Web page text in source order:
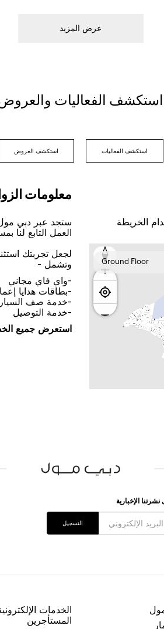
ﻋﺮﺽ اﻟﻤﺰﻳﺪ
اﺳﺘﻜﺸﻒ اﻟﻔﻌﺎﻟﻴﺎﺕ
اﺳﺘﻜﺸﻒ اﻟﻔﻌﺎﻟﻴﺎﺕ اﺳﺘﻜﺸﻒ اﻟﻌﺮﻭﺽ
اﻟﺨﺮﻳﻄﺔ
ﻣﻌﻠﻮﻣﺎﺕ
ﺳﺘﺠﺪ ﻋﺒﺮ ﺩﺑﻲ
اﻟﻌﻤﻞ اﻟﺘﺎﺑﻊ ﻟﻨﺎ
ﻟﺠﻌﻞ ﺗﺠﺮﺑﺘﻚ
ﻭﺗﺸﻤﻞ -
-ﻭاﻱ ﻓﺎﻱ ﻣﺠﺎﻧﻲ
-ﺑﻄﺎﻗﺎﺕ ﻫﺪاﻳﺎ
-ﺧﺪﻣﺔ ﺻﻒ
-ﺧﺪﻣﺔ اﻟﺘﻮﺻﻴﻞ
اﺳﺘﻌﺮﺽ ﺟﻤﻴﻊ
اﻹﺧﺒﺎﺭﻳﺔ
اﻟﺘﺴﺠﻴﻞ
اﻟﺨﺪﻣﺎﺕ
اﻟﻤﺴﺘﺄﺟﺮﻳﻦ